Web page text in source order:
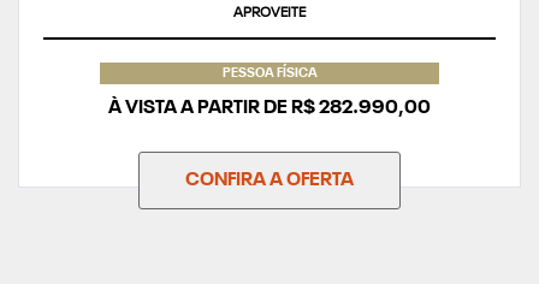
APROVEITE
PESSOA FÍSICA
À VISTA A PARTIR DE R$ 282.990,00
CONFIRA A OFERTA